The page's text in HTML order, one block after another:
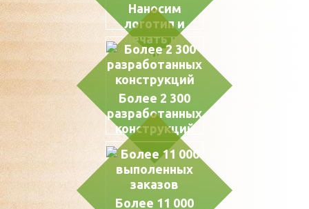
Наносим
логотип и
печать на
коробки
Более 2 300
разработанных
конструкций
Более 11 000